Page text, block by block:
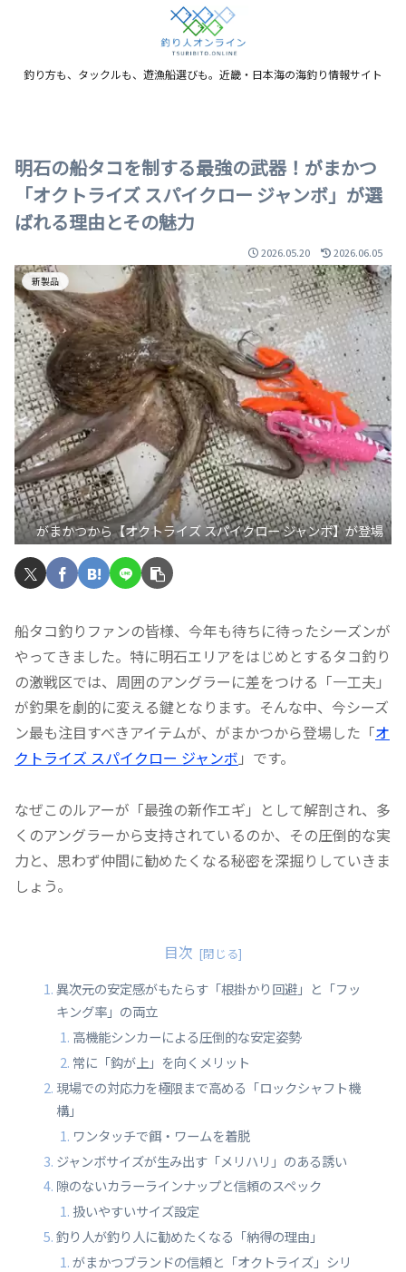
釣り方も、タックルも、遊漁船選びも。近畿・日本海の海釣り情報サイト
明石の船タコを制する最強の武器！がまかつ
「オクトライズ スパイクロー ジャンボ」が選
ばれる理由とその魅力
2026.05.20 2026.06.05
新製品
がまかつから【オクトライズ スパイクロー ジャンボ】が登場
船タコ釣りファンの皆様、今年も待ちに待ったシーズンが
やってきました。特に明石エリアをはじめとするタコ釣り
の激戦区では、周囲のアングラーに差をつける「一工夫」
が釣果を劇的に変える鍵となります。そんな中、今シーズ
ン最も注目すべきアイテムが、がまかつから登場した「オ
クトライズ スパイクロー ジャンボ 」です。
なぜこのルアーが「最強の新作エギ」として解剖され、多
くのアングラーから支持されているのか、その圧倒的な実
力と、思わず仲間に勧めたくなる秘密を深掘りしていきま
しょう。
目次
異次元の安定感がもたらす「根掛かり回避」と「フッ
キング率」の両立
高機能シンカーによる圧倒的な安定姿勢
常に「鈎が上」を向くメリット
現場での対応力を極限まで高める「ロックシャフト機
構」
ワンタッチで餌・ワームを着脱
ジャンボサイズが生み出す「メリハリ」のある誘い
隙のないカラーラインナップと信頼のスペック
扱いやすいサイズ設定
釣り人が釣り人に勧めたくなる「納得の理由」
がまかつブランドの信頼と「オクトライズ」シリ